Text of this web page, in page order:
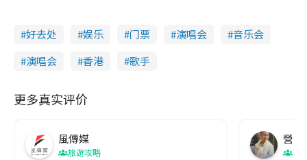
好去处 娱乐 门票 演唱会
音乐会
演唱会
香港 歌手
更多真实评价
風傳媒
旅遊攻略
營養